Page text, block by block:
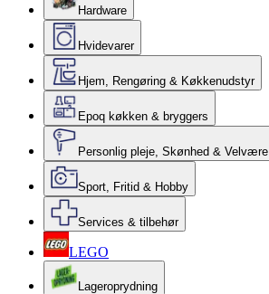
Hardware
Hvidevarer
Hjem, Rengøring & Køkkenudstyr
Epoq køkken & bryggers
Personlig pleje, Skønhed & Velvære
Sport, Fritid & Hobby
Services & tilbehør
LEGO
Lageroprydning